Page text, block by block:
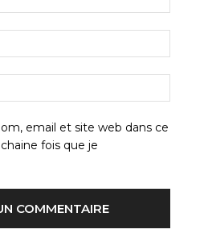
:*
:*
:
email et site web dans ce
fois que je